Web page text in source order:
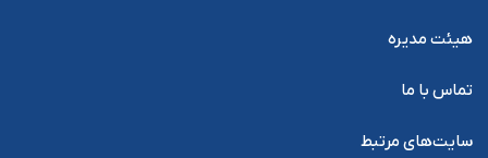
هیئت مدیره
تماس با ما
سایت‌های مرتبط